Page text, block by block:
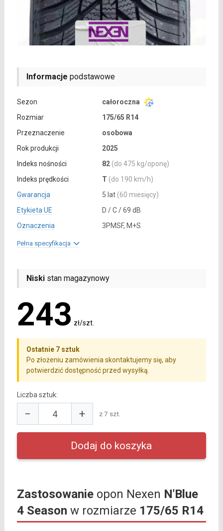
Informacje podstawowe
Sezon
całoroczna
Rozmiar
175/65 R14
Przeznaczenie
osobowa
Rok produkcji
2025
Indeks nośności
82 (do 475 kg/oponę)
Indeks prędkości
T (do 190 km/h)
Gwarancja
5 lat (60 miesięcy)
Etykieta UE
D / C / 69 dB
Oznaczenia
3PMSF, M+S
Pełna specyfikacja
Niskistan magazynowy
243 zł/szt.
Ostatnie 7 sztuk
Po złożeniu zamówienia skontaktujemy się, aby
potwierdzić dostępność przed wysyłką.
Liczba sztuk:
− + z 7 szt.
Zastosowanieopon Nexen N'Blue
4 Season w rozmiarze 175/65 R14